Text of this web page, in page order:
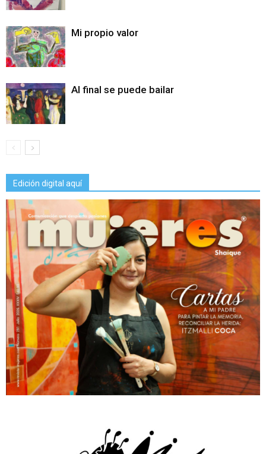
Mi propio valor
Al final se puede bailar
Edición digital aquí